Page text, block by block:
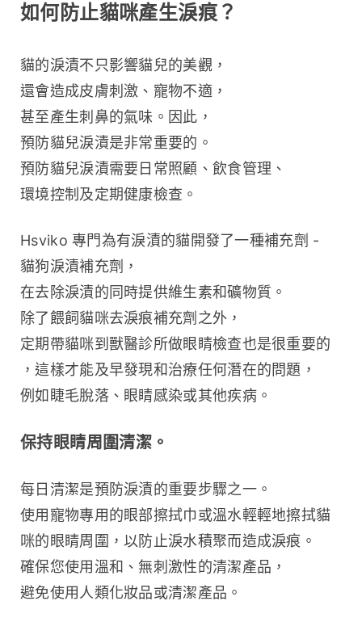
如何防止貓咪產生淚痕？
貓的淚漬不只影響貓兒的美觀，
還會造成皮膚刺激、寵物不適，
甚至產生刺鼻的氣味。因此，
預防貓兒淚漬是非常重要的。
預防貓兒淚漬需要日常照顧、飲食管理、
環境控制及定期健康檢查。
Hsviko 專門為有淚漬的貓開發了一種補充劑 -
貓狗淚漬補充劑，
在去除淚漬的同時提供維生素和礦物質。
除了餵飼貓咪去淚痕補充劑之外，
定期帶貓咪到獸醫診所做眼睛檢查也是很重要的
，這樣才能及早發現和治療任何潛在的問題，
例如睫毛脫落、眼睛感染或其他疾病。
保持眼睛周圍清潔。
每日清潔是預防淚漬的重要步驟之一。
使用寵物專用的眼部擦拭巾或溫水輕輕地擦拭貓
咪的眼睛周圍，以防止淚水積聚而造成淚痕。
確保您使用溫和、無刺激性的清潔產品，
避免使用人類化妝品或清潔產品。